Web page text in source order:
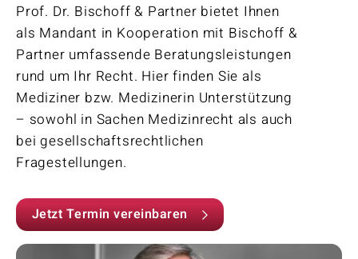
Prof. Dr. Bischoff & Partner bietet Ihnen
als Mandant in Kooperation mit Bischoff &
Partner umfassende Beratungsleistungen
rund um Ihr Recht. Hier finden Sie als
Mediziner bzw. ­Medizinerin Unterstützung
– sowohl in Sachen Medizinrecht als auch
bei gesellschaftsrechtlichen
Fragestellungen.
Jetzt Termin vereinbaren